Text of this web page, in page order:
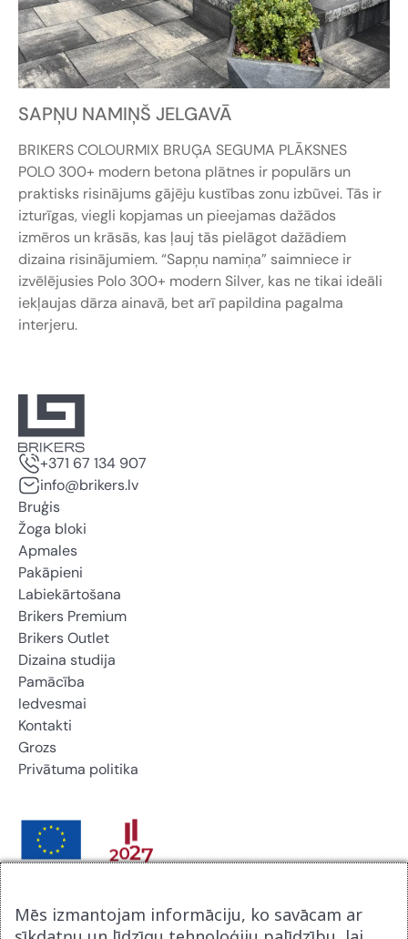
SAPŅU NAMIŅŠ JELGAVĀ
BRIKERS COLOURMIX BRUĢA SEGUMA PLĀKSNES
POLO 300+ modern betona plātnes ir populārs un
praktisks risinājums gājēju kustības zonu izbūvei. Tās ir
izturīgas, viegli kopjamas un pieejamas dažādos
izmēros un krāsās, kas ļauj tās pielāgot dažādiem
dizaina risinājumiem. “Sapņu namiņa” saimniece ir
izvēlējusies Polo 300+ modern Silver, kas ne tikai ideāli
iekļaujas dārza ainavā, bet arī papildina pagalma
interjeru.
+371 67 134 907
info@brikers.lv
Bruģis
Žoga bloki
Apmales
Pakāpieni
Labiekārtošana
Brikers Premium
Brikers Outlet
Dizaina studija
Pamācība
Iedvesmai
Kontakti
Grozs
Privātuma politika
Brikers Latvija SIA noslēdza līgumu ar Latvijas
Investīcijas un attīstības aģentūru par atbalsta procesu
Mēs izmantojam informāciju, ko savācam ar